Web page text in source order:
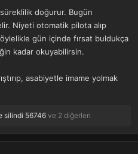
doğurur. Bugün
Niyeti otomatik pilota alıp
gün içinde fırsat buldukça
kadar okuyabilirsin.
asabiyetle imame yolmak
silindi 56746 ve 2 diğerleri